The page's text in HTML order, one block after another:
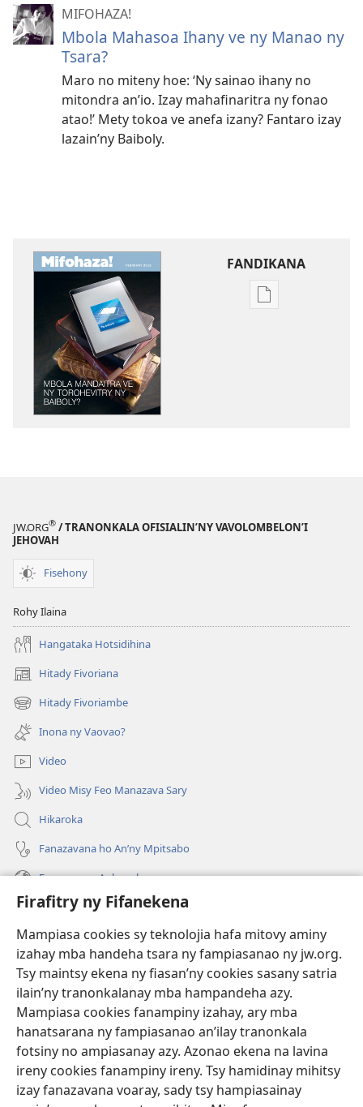
Firafitry ny Fifanekena
Mampiasa cookies sy teknolojia hafa mitovy aminy
izahay mba handeha tsara ny fampiasanao ny jw.org.
Tsy maintsy ekena ny fiasan’ny cookies sasany satria
ilain’ny tranonkalanay mba hampandeha azy.
Mampiasa cookies fanampiny izahay, ary mba
hanatsarana ny fampiasanao an’ilay tranonkala
fotsiny no ampiasanay azy. Azonao ekena na lavina
ireny cookies fanampiny ireny. Tsy hamidinay mihitsy
izay fanazavana voaray, sady tsy hampiasainay
MIFOHAZA!
Mbola Mahasoa Ihany ve ny Manao ny
Tsara?
Maro no miteny hoe: ‘Ny sainao ihany no
mitondra an’io. Izay mahafinaritra ny fonao
atao!’ Mety tokoa ve anefa izany? Fantaro izay
lazain’ny Baiboly.
FANDIKANA
Fandikana
JW.ORG® / TRANONKALA OFISIALIN’NY VAVOLOMBELON’I
JEHOVAH
Fisehony
Rohy Ilaina
Hangataka Hotsidihina
Hitady Fivoriana
(manokatra
rohy) Hitady Fivoriambe
(manokatra
rohy) Inona ny Vaovao?
Video
Video Misy Feo Manazava Sary
Hikaroka
Fanazavana ho An’ny Mpitsabo
Fanazavana Ankapobeny
Fanampiana
Fanomezana
(manokatra
rohy)
FITEHIRIZAM-BOKIN’NY Vavolombelon’i Jehovah
(manokatra
rohy)
JW Hub
(manokatra
rohy)
JW Library
Watchtower Library ®